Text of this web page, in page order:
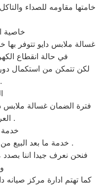
خامتها مقاومه للصداء
خاصية
غسالة ملابس دايو تتوفر بها
في حالة انقطاع
لكن تتمكن من استكمال
اخرى .
العربي جروب .
خدمة
خدمة ما بعد البيع من شركة العربي جروب ممتازه .
فنحن نعرف جيدا اننا بصدد
كما تهتم ادارة مركز صيانه